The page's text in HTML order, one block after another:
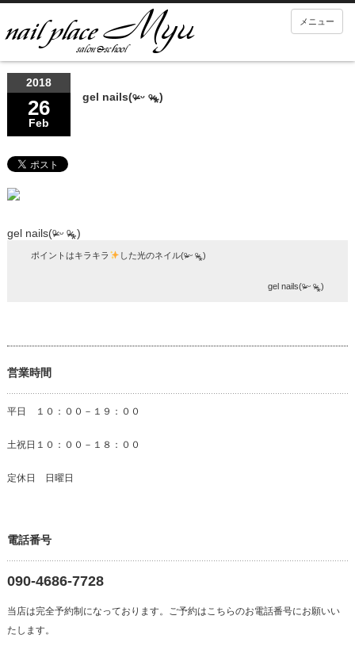
メニュー
2018
26
Feb
gel nails(ᵒ̴̶̷ ᵕ ᵒ̴̶̷⁎)
gel nails(ᵒ̴̶̷ ᵕ ᵒ̴̶̷⁎)
ポイントはキラキラ した光のネイル(ᵒ̴̶̷ ᵕ ᵒ̴̶̷⁎)
gel nails(ᵒ̴̶̷ ᵕ ᵒ̴̶̷⁎)
営業時間
平日 １０：００－１９：００
土祝日１０：００－１８：００
定休日 日曜日
電話番号
090-4686-7728
当店は完全予約制になっております。ご予約はこちらのお電話番号にお願いい
たします。